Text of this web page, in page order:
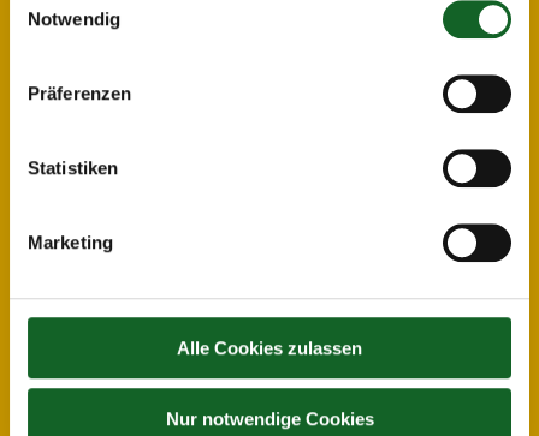
Notwendig
Präferenzen
Statistiken
Marketing
Alle Cookies zulassen
Nur notwendige Cookies